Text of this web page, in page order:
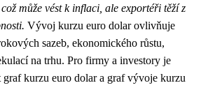
může vést k inflaci, ale exportéři těží z
Vývoj kurzu euro dolar ovlivňuje
sazeb, ekonomického růstu,
na trhu. Pro firmy a investory je
graf kurzu euro dolar a graf vývoje kurzu